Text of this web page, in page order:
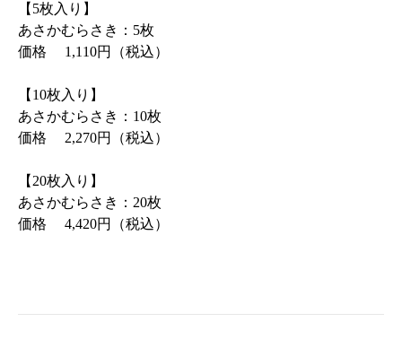
【5枚入り】
あさかむらさき：5枚
価格 1,110円（税込）
【10枚入り】
あさかむらさき：10枚
価格 2,270円（税込）
【20枚入り】
あさかむらさき：20枚
価格 4,420円（税込）